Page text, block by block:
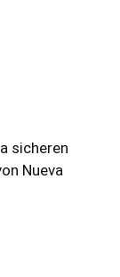
sicheren
Nueva